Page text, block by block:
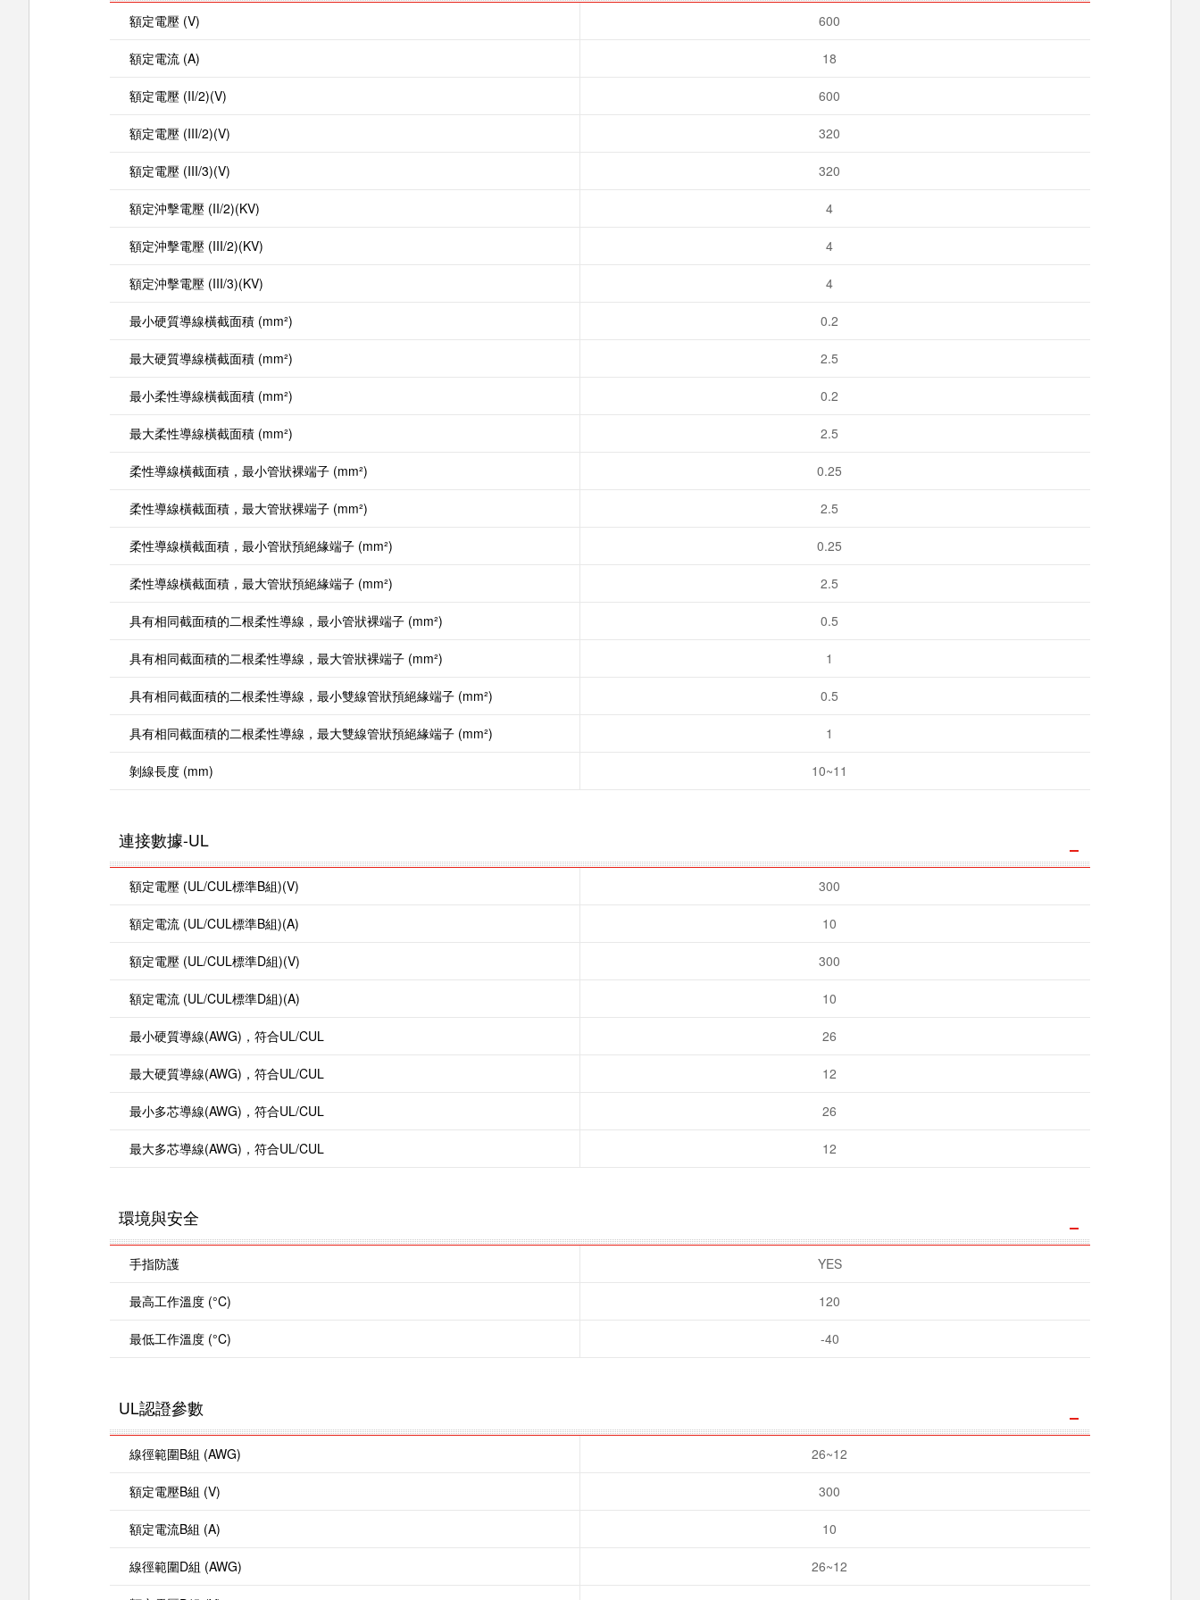
額定電壓 (V) 600
額定電流 (A) 18
額定電壓 (II/2)(V) 600
額定電壓 (III/2)(V) 320
額定電壓 (III/3)(V) 320
額定沖擊電壓 (II/2)(KV) 4
額定沖擊電壓 (III/2)(KV) 4
額定沖擊電壓 (III/3)(KV) 4
最小硬質導線橫截面積 (mm²) 0.2
最大硬質導線橫截面積 (mm²) 2.5
最小柔性導線橫截面積 (mm²) 0.2
最大柔性導線橫截面積 (mm²) 2.5
柔性導線橫截面積，最小管狀裸端子 (mm²) 0.25
柔性導線橫截面積，最大管狀裸端子 (mm²) 2.5
柔性導線橫截面積，最小管狀預絕緣端子 (mm²) 0.25
柔性導線橫截面積，最大管狀預絕緣端子 (mm²) 2.5
具有相同截面積的二根柔性導線，最小管狀裸端子 (mm²) 0.5
具有相同截面積的二根柔性導線，最大管狀裸端子 (mm²) 1
具有相同截面積的二根柔性導線，最小雙線管狀預絕緣端子 (mm²) 0.5
具有相同截面積的二根柔性導線，最大雙線管狀預絕緣端子 (mm²) 1
剝線長度 (mm) 10~11
連接數據-UL
額定電壓 (UL/CUL標準B組)(V) 300
額定電流 (UL/CUL標準B組)(A) 10
額定電壓 (UL/CUL標準D組)(V) 300
額定電流 (UL/CUL標準D組)(A) 10
最小硬質導線(AWG)，符合UL/CUL 26
最大硬質導線(AWG)，符合UL/CUL 12
最小多芯導線(AWG)，符合UL/CUL 26
最大多芯導線(AWG)，符合UL/CUL 12
環境與安全
手指防護 YES
最高工作溫度 (°C) 120
最低工作溫度 (°C) -40
UL認證參數
線徑範圍B組 (AWG) 26~12
額定電壓B組 (V) 300
額定電流B組 (A) 10
線徑範圍D組 (AWG) 26~12